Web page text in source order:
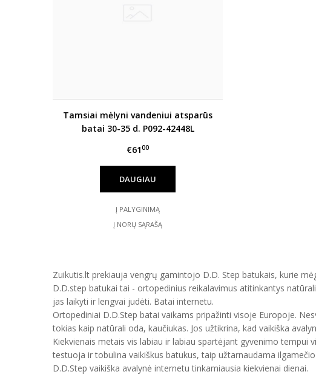
Tamsiai mėlyni vandeniui atsparūs
batai 30-35 d. P092-42448L
€6100
DAUGIAU
Į PALYGINIMĄ
Į NORŲ SĄRAŠĄ
Zuikutis.lt prekiauja vengrų gamintojo D.D. Step batukais, kurie
D.D.step batukai tai - ortopedinius reikalavimus atitinkantys
jas laikyti ir lengvai judėti. Batai internetu.
Ortopediniai D.D.Step batai vaikams pripažinti visoje Europoje.
tokias kaip natūrali oda, kaučiukas. Jos užtikrina, kad vaikiška
Kiekvienais metais vis labiau ir labiau spartėjant gyvenimo tempui
testuoja ir tobulina vaikiškus batukus, taip užtarnaudama
D.D.Step vaikiška avalynė internetu tinkamiausia kiekvienai dienai.